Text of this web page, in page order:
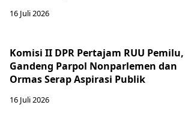
16 Juli 2026
Komisi II DPR Pertajam RUU Pemilu,
Gandeng Parpol Nonparlemen dan
Ormas Serap Aspirasi Publik
16 Juli 2026